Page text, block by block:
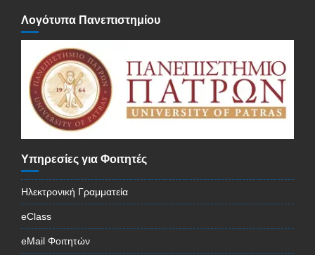
Λογότυπα Πανεπιστημίου
Υπηρεσίες για Φοιτητές
Ηλεκτρονική Γραμματεία
eClass
eMail Φοιτητών